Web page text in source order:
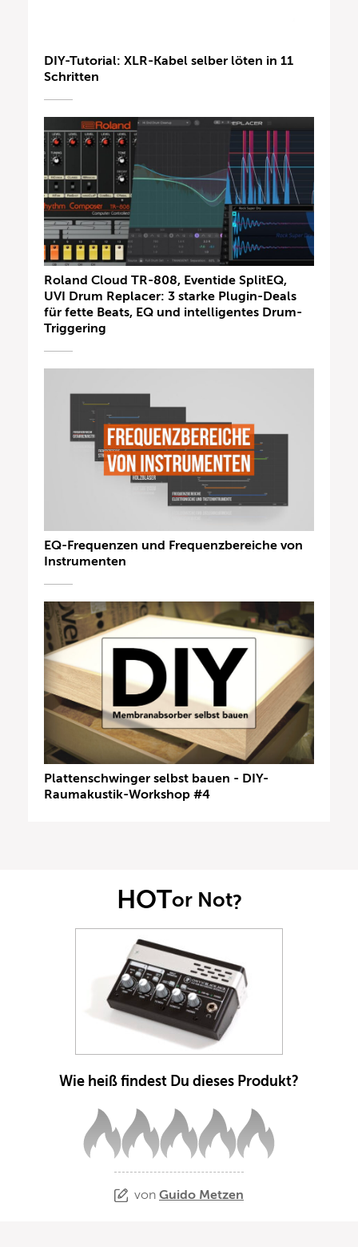
DIY-Tutorial: XLR-Kabel selber löten in 11
Schritten
Roland Cloud TR-808, Eventide SplitEQ,
UVI Drum Replacer: 3 starke Plugin-Deals
für fette Beats, EQ und intelligentes Drum-
Triggering
EQ-Frequenzen und Frequenzbereiche von
Instrumenten
Plattenschwinger selbst bauen - DIY-
Raumakustik-Workshop #4
HOTor Not?
Wie heiß findest Du dieses Produkt?
von Guido Metzen